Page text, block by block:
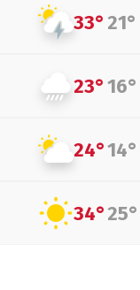
33°21°
23°16°
24°14°
34°25°